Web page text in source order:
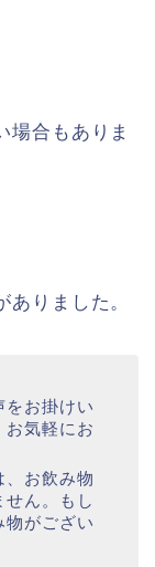
場合もありま
りました。
をお掛けい
お気軽にお
、お飲み物
ん。もし
物がござい